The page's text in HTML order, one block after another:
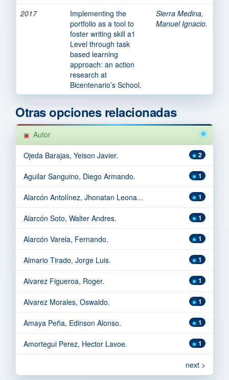
2017
Implementing the
portfolio as a tool to
foster writing skill a1
Level through task
based learning
approach: an action
research at
Bicentenario’s School.
Sierra Medina,
Manuel Ignacio.
Otras opciones relacionadas
Autor
2
Ojeda Barajas, Yeison Javier.
1
Aguilar Sanguino, Diego Armando.
1
Alarcón Antolínez, Jhonatan Leona...
1
Alarcón Soto, Walter Andres.
1
Alarcón Varela, Fernando.
1
Almario Tirado, Jorge Luis.
1
Alvarez Figueroa, Roger.
1
Alvarez Morales, Oswaldo.
1
Amaya Peña, Edinson Alonso.
1
Amortegui Perez, Hector Lavoe.
next >